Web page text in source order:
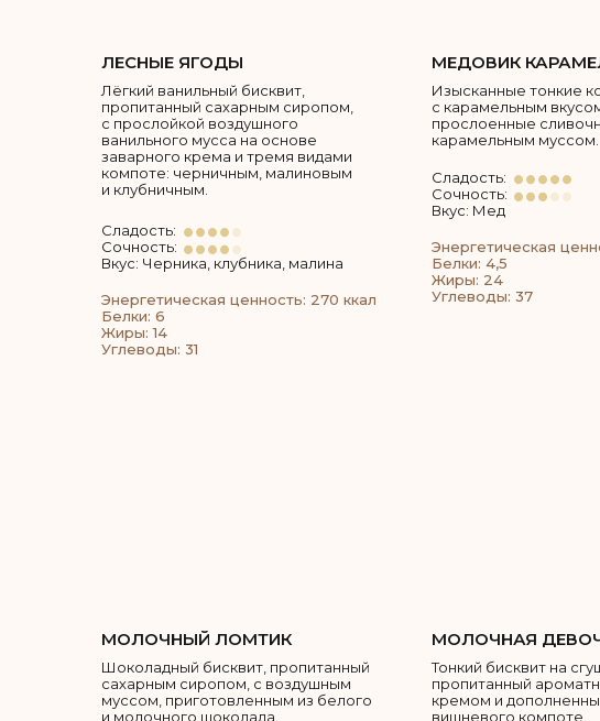
Изысканные тонкие
с карамельным
прослоенные
карамельным муссом.
Энергетическая
Белки: 4,5
Жиры: 24
Углеводы: 37
Энергетическая ценность: 270 ккал
Белки: 6
Жиры: 14
Углеводы: 31
Лёгкий ванильный бисквит,
пропитанный сахарным сиропом,
с прослойкой воздушного
ванильного мусса на основе
заварного крема и тремя видами
компоте: черничным, малиновым
и клубничным.
МЕДОВИК
ЛЕСНЫЕ ЯГОДЫ
Тонкий бисквит на
пропитанный
кремом и
вишневого компоте.
МОЛОЧНЫЙ ЛОМТИК МОЛОЧНАЯ
Шоколадный бисквит, пропитанный
сахарным сиропом, с воздушным
муссом, приготовленным из белого
и молочного шоколада.
Сладость:
Сочность:
Вкус: Мед
Сладость:
Сочность:
Вкус: Черника, клубника, малина